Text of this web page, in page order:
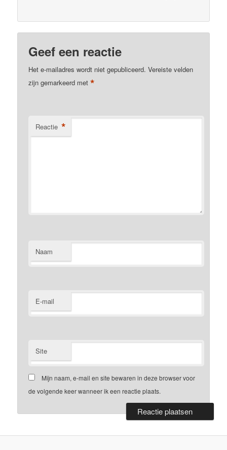
Geef een reactie
Het e-mailadres wordt niet gepubliceerd. Vereiste velden
zijn gemarkeerd met*
Reactie *
Naam
E-mail
Site
Mijn naam, e-mail en site bewaren in deze browser voor
de volgende keer wanneer ik een reactie plaats.